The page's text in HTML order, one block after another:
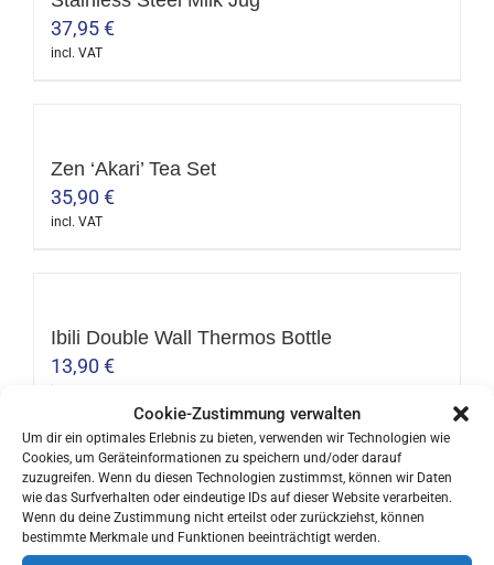
Cookie-Zustimmung verwalten
Um dir ein optimales Erlebnis zu bieten, verwenden wir Technologien wie
Cookies, um Geräteinformationen zu speichern und/oder darauf
zuzugreifen. Wenn du diesen Technologien zustimmst, können wir Daten
wie das Surfverhalten oder eindeutige IDs auf dieser Website verarbeiten.
Wenn du deine Zustimmung nicht erteilst oder zurückziehst, können
bestimmte Merkmale und Funktionen beeinträchtigt werden.
37,95€
incl. VAT
multiple
variants.
The
chosen
on
product
page
Zen ‘Akari’ Tea Set
35,90 €
incl. VAT
Ibili Double Wall Thermos Bottle
13,90 €
product
has
multiple
variants.
Roasted in Berlin